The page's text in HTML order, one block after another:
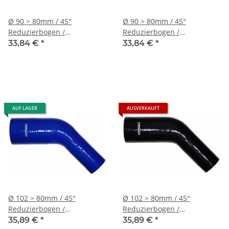
Ø 90 > 80mm / 45°
Reduzierbogen /
Silikonschlauch - blau
33,84 € *
Ø 90 > 80mm / 45°
Reduzierbogen /
Silikonschlauch - schwarz
33,84 € *
AUF LAGER
Ø 102 > 80mm / 45°
Reduzierbogen /
Silikonschlauch - blau
35,89 € *
AUSVERKAUFT
Ø 102 > 80mm / 45°
Reduzierbogen /
Silikonschlauch - schwarz
35,89 € *